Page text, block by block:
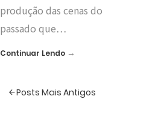
produção das cenas do
passado que…
Continuar Lendo →
Posts Mais Antigos